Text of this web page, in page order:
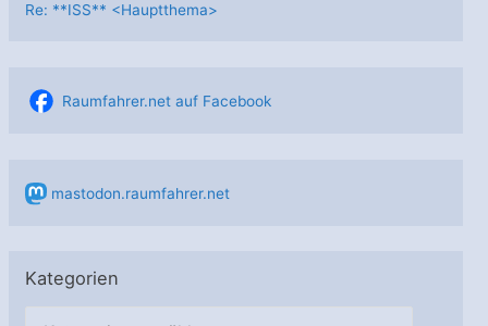
Re: **ISS** <Hauptthema>
Raumfahrer.net auf Facebook
mastodon.raumfahrer.net
Kategorien